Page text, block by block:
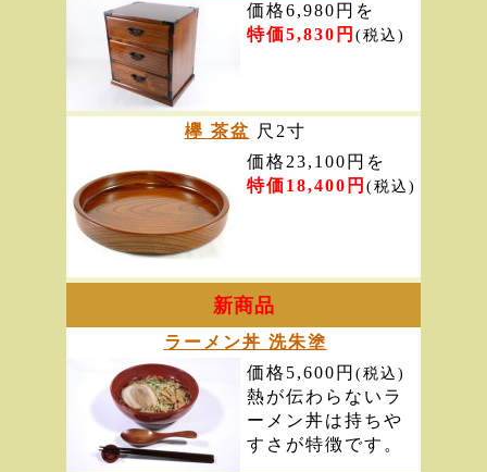
価格6,980円を
特価5,830円 (税込)
欅 茶盆 尺2寸
価格23,100円を
特価18,400円 (税込)
新商品
ラーメン丼 洗朱塗
価格5,600円 (税込)
熱が伝わらないラ
ーメン丼は持ちや
すさが特徴です。